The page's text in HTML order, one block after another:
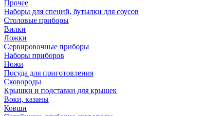
Прочее
Наборы для специй, бутылки для соусов
Столовые приборы
Вилки
Ложки
Сервировочные приборы
Наборы приборов
Ножи
Посуда для приготовления
Сковороды
Крышки и подставки для крышек
Воки, казаны
Ковши